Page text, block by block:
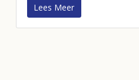
Lees Meer